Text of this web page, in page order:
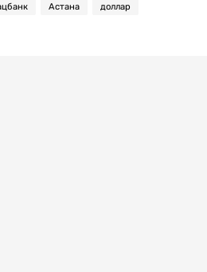
Астана доллар